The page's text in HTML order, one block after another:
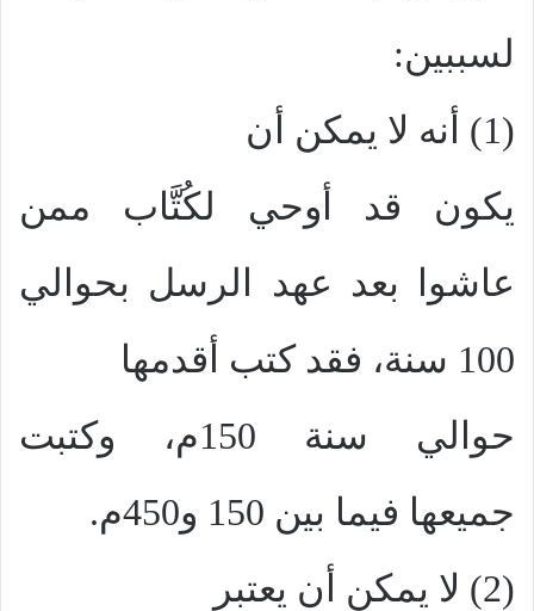
لسببين:
(1) أنه لا يمكن أن
يكون قد أوحي لكُتَّاب ممن
عاشوا بعد عهد الرسل بحوالي
100 سنة، فقد كتب أقدمها
حوالي سنة 150م، وكتبت
جميعها فيما بين 150 و450م.
(2) لا يمكن أن يعتبر